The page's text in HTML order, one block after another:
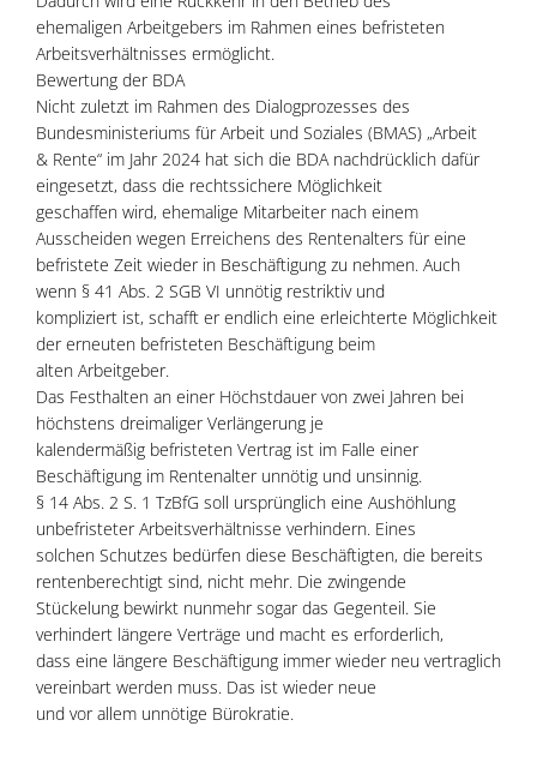
ehemaligen Arbeitgebers im Rahmen eines befristeten
Arbeitsverhältnisses ermöglicht.
Bewertung der BDA
Nicht zuletzt im Rahmen des Dialogprozesses des
Bundesministeriums für Arbeit und Soziales (BMAS) „Arbeit
& Rente“ im Jahr 2024 hat sich die BDA nachdrücklich dafür
eingesetzt, dass die rechtssichere Möglichkeit
geschaffen wird, ehemalige Mitarbeiter nach einem
Ausscheiden wegen Erreichens des Rentenalters für eine
befristete Zeit wieder in Beschäftigung zu nehmen. Auch
wenn § 41 Abs. 2 SGB VI unnötig restriktiv und
kompliziert ist, schafft er endlich eine erleichterte Möglichkeit
der erneuten befristeten Beschäftigung beim
alten Arbeitgeber.
Das Festhalten an einer Höchstdauer von zwei Jahren bei
höchstens dreimaliger Verlängerung je
kalendermäßig befristeten Vertrag ist im Falle einer
Beschäftigung im Rentenalter unnötig und unsinnig.
§ 14 Abs. 2 S. 1 TzBfG soll ursprünglich eine Aushöhlung
unbefristeter Arbeitsverhältnisse verhindern. Eines
solchen Schutzes bedürfen diese Beschäftigten, die bereits
rentenberechtigt sind, nicht mehr. Die zwingende
Stückelung bewirkt nunmehr sogar das Gegenteil. Sie
verhindert längere Verträge und macht es erforderlich,
dass eine längere Beschäftigung immer wieder neu vertraglich
vereinbart werden muss. Das ist wieder neue
und vor allem unnötige Bürokratie.